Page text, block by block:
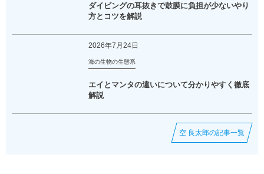
ダイビングの耳抜きで鼓膜に負担が少ないやり
方とコツを解説
2026年7月24日
海の生物の生態系
エイとマンタの違いについて分かりやすく徹底
解説
空 良太郎の記事一覧